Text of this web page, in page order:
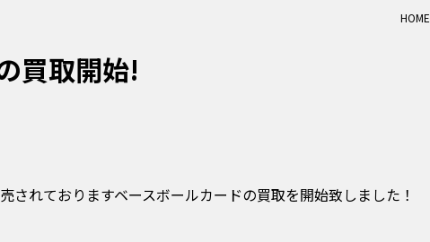
HOME
買取開始!
れておりますベースボールカードの買取を開始致しました！